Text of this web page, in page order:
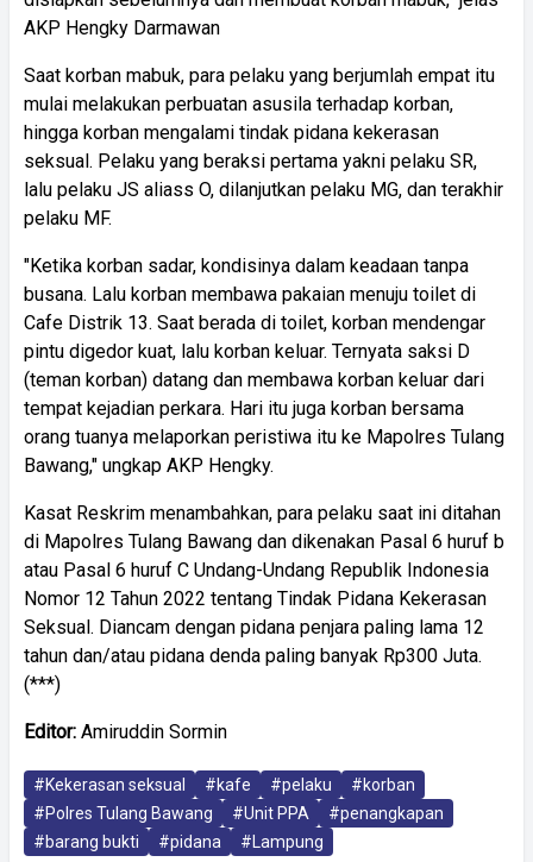
AKP Hengky Darmawan
Saat korban mabuk, para pelaku yang berjumlah empat itu
mulai melakukan perbuatan asusila terhadap korban,
hingga korban mengalami tindak pidana kekerasan
seksual. Pelaku yang beraksi pertama yakni pelaku SR,
lalu pelaku JS aliass O, dilanjutkan pelaku MG, dan terakhir
pelaku MF.
"Ketika korban sadar, kondisinya dalam keadaan tanpa
busana. Lalu korban membawa pakaian menuju toilet di
Cafe Distrik 13. Saat berada di toilet, korban mendengar
pintu digedor kuat, lalu korban keluar. Ternyata saksi D
(teman korban) datang dan membawa korban keluar dari
tempat kejadian perkara. Hari itu juga korban bersama
orang tuanya melaporkan peristiwa itu ke Mapolres Tulang
Bawang," ungkap AKP Hengky.
Kasat Reskrim menambahkan, para pelaku saat ini ditahan
di Mapolres Tulang Bawang dan dikenakan Pasal 6 huruf b
atau Pasal 6 huruf C Undang-Undang Republik Indonesia
Nomor 12 Tahun 2022 tentang Tindak Pidana Kekerasan
Seksual. Diancam dengan pidana penjara paling lama 12
tahun dan/atau pidana denda paling banyak Rp300 Juta.
(***)
Editor: Amiruddin Sormin
#Kekerasan seksual #kafe #pelaku
#korban
#Polres Tulang Bawang
#Unit PPA
#penangkapan
#barang bukti
#pidana #Lampung